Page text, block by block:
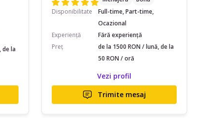
de la
Disponibilitate
Full-time, Part-time,
Ocazional
Experiență
Fără experiență
Preț
de la 1500 RON / lună, de la
50 RON / oră
Vezi profil
Trimite mesaj